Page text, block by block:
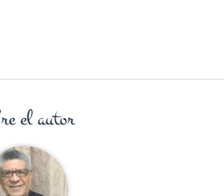
el autor